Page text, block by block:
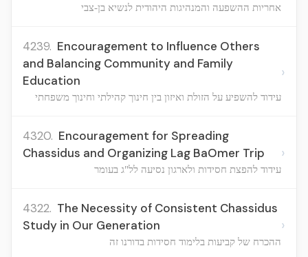
אחריות ההשפעה והמנהיגות היהודית לנשיא בן-צבי
4239. Encouragement to Influence Others
and Balancing Community and Family
Education
עידוד להשפיע על הזולת ואיזון בין חינוך קהילתי וחינוך משפחתי
›
4320. Encouragement for Spreading
Chassidus and Organizing Lag BaOmer Trip
עידוד להפצת חסידות ולארגון נסיעה לל"ג בעומר
›
4322. The Necessity of Consistent Chassidus
Study in Our Generation
ההכרח של קביעות בלימוד חסידות בדורנו זה
›